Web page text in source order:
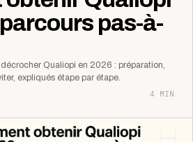
pas-à-
Qualiopi en 2026 : préparation,
expliqués étape par étape.
4 MIN